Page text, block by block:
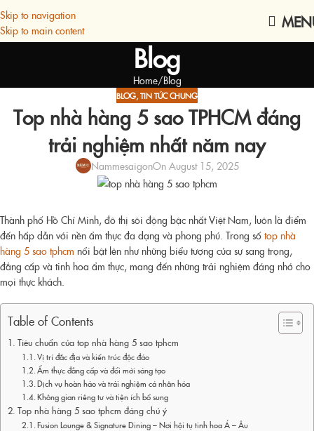
Skip to navigation
Skip to main content
Blog
Home Blog
BLOG,TIN TỨC CHUNG
Top nhà hàng 5 sao TPHCM đáng
trải nghiệm nhất năm nay
NammesaigonOn August 15, 2025
Thành phố Hồ Chí Minh, đô thị sôi động bậc nhất Việt Nam, luôn là điểm
đến hấp dẫn với nền ẩm thực đa dạng và phong phú. Trong số top nhà
hàng 5 sao tphcm nổi bật lên như những biểu tượng của sự sang trọng,
đẳng cấp và tinh hoa ẩm thực, mang đến những trải nghiệm đáng nhớ cho
mọi thực khách.
Table of Contents
Tiêu chuẩn của top nhà hàng 5 sao tphcm
Vị trí đắc địa và kiến trúc độc đáo
Ẩm thực đẳng cấp và đổi mới sáng tạo
Dịch vụ hoàn hảo và trải nghiệm cá nhân hóa
Không gian riêng tư và tiện ích bổ sung
Top nhà hàng 5 sao tphcm đáng chú ý
Fusion Lounge & Signature Dining – Nơi hội tụ tinh hoa Á – Âu